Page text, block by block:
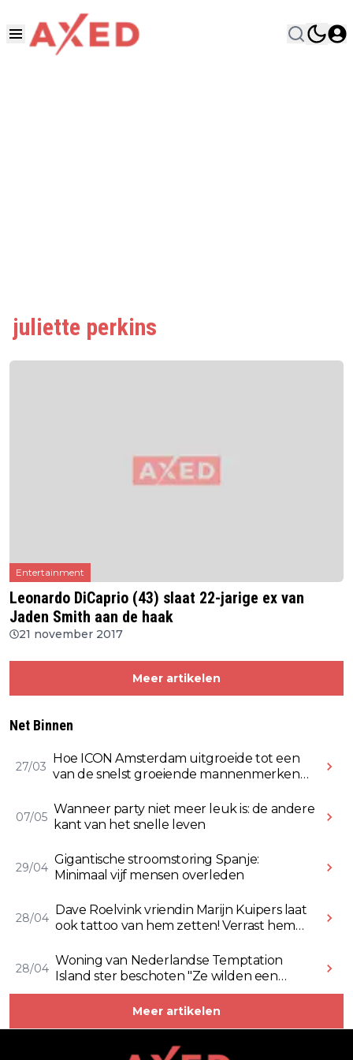
juliette perkins
Entertainment
Leonardo DiCaprio (43) slaat 22-jarige ex van
Jaden Smith aan de haak
21 november 2017
Meer artikelen
Net Binnen
27/03
Hoe ICON Amsterdam uitgroeide tot een
van de snelst groeiende mannenmerken
07/05
Wanneer party niet meer leuk is: de andere
kant van het snelle leven
29/04
Gigantische stroomstoring Spanje:
Minimaal vijf mensen overleden
28/04
Dave Roelvink vriendin Marijn Kuipers laat
ook tattoo van hem zetten! Verrast hem
28/04
Woning van Nederlandse Temptation
Island ster beschoten "Ze wilden een
Rolex stelen" (Video)
Meer artikelen